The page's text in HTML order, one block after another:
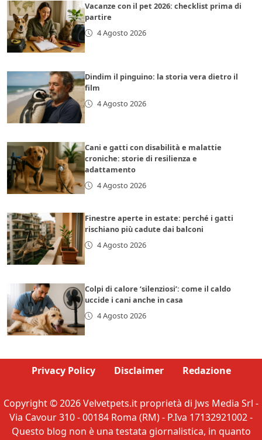
Vacanze con il pet 2026: checklist prima di
partire
4 Agosto 2026
Dindim il pinguino: la storia vera dietro il
film
4 Agosto 2026
Cani e gatti con disabilità e malattie
croniche: storie di resilienza e
adattamento
4 Agosto 2026
Finestre aperte in estate: perché i gatti
rischiano più cadute dai balconi
4 Agosto 2026
Colpi di calore ‘silenziosi’: come il caldo
uccide i cani anche in casa
4 Agosto 2026
Privacy Policy Disclaimer Redazione
Copyright © 2026 Velvetpets.it proprietà di Jws Media Srl -
Via Cavour 310 - 00184 Roma (RM) - P.Iva 17132921002 -
Questo blog non è una testata giornalistica, in quanto